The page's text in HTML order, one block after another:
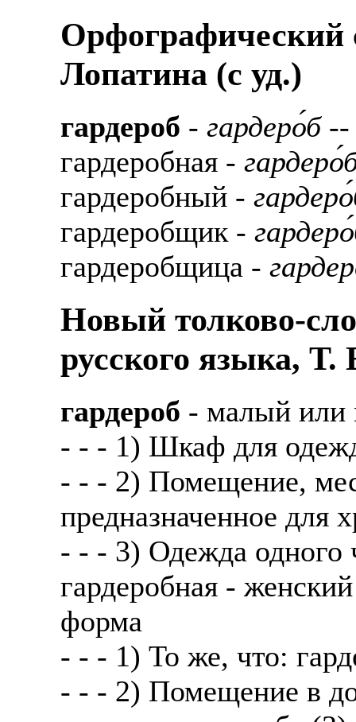
Орфографический
Лопатина (c уд.)
гардероб - гардеро́б--
гардеробная -
гардеробный -
гардеробщик -
гардеробщица -
Новый толково-
русского языка,
гардероб - малый или
- - - 1) Шкаф для
- - - 2) Помещение,
предназначенное для
- - - 3) Одежда одного
гардеробная -
форма
- - - 1) То же, что:
- - - 2) Помещение в